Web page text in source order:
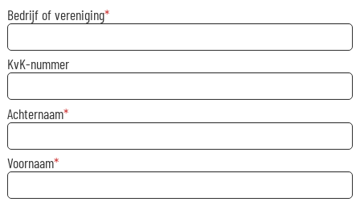
Bedrijf of vereniging
KvK-nummer
Achternaam
Voornaam